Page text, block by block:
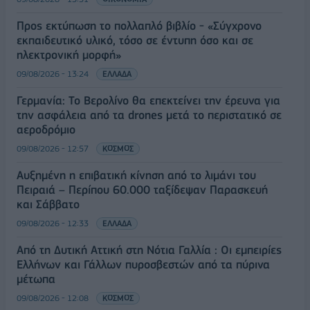
Προς εκτύπωση το πολλαπλό βιβλίο - «Σύγχρονο
εκπαιδευτικό υλικό, τόσο σε έντυπη όσο και σε
ηλεκτρονική μορφή»
09/08/2026 - 13:24 ΕΛΛΑΔΑ
Γερμανία: Το Βερολίνο θα επεκτείνει την έρευνα για
την ασφάλεια από τα drones μετά το περιστατικό σε
αεροδρόμιο
09/08/2026 - 12:57 ΚΟΣΜΟΣ
Αυξημένη η επιβατική κίνηση από το λιμάνι του
Πειραιά – Περίπου 60.000 ταξίδεψαν Παρασκευή
και Σάββατο
09/08/2026 - 12:33 ΕΛΛΑΔΑ
Από τη Δυτική Αττική στη Νότια Γαλλία : Οι εμπειρίες
Ελλήνων και Γάλλων πυροσβεστών από τα πύρινα
μέτωπα
09/08/2026 - 12:08 ΚΟΣΜΟΣ